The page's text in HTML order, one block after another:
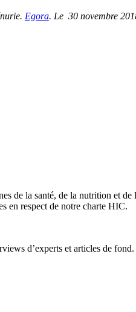
Egora. Le 30 novembre
de la santé, de la nutrition et
en respect de notre charte HIC.
d’experts et articles de fond.